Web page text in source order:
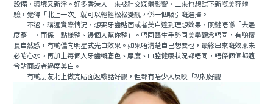
設備，環境又新淨。好多香港人一來被社交媒體影響，二來也想試下新嘅美容體
驗，覺得「北上一次」就可以輕輕松松變靓，係一個吸引嘅選擇。
不過，講返實際情況，想要牙齒貼面或者美白達到理想效果，關鍵唔喺「去邊
度整」，而係「點樣整、邊個人幫你整」。唔同醫生手勢同美學觀念唔同，有啲擅
長自然感，有啲偏向明星式光白效果。如果唔清楚自己想要乜，最終出來嘅效果未
必啱心水。再加上每個人牙齒嘅底色、厚度、口腔健康狀況都唔同，唔係個個都適
合貼面或者過度美白。
有啲朋友北上做完貼面返嚟話好靓，但都有唔少人反映「初初好靓